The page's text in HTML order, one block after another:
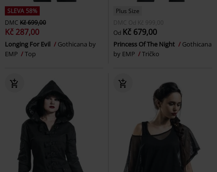
SLEVA 58%
DMC Kč 699,00
Kč 287,00
Longing For Evil
Gothicana by
EMP
Top
Plus Size
DMC Od Kč 999,00
Od Kč 679,00
Princess Of The Night
Gothicana
by EMP
Tričko